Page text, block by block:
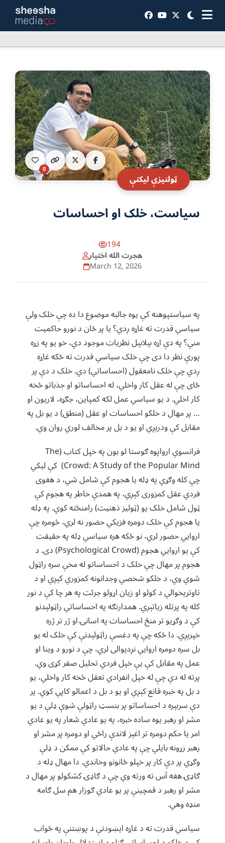
ټولنيزې ليکنې
0
سياست،‌ خلک او احساسات
194
هجرت الله اختيار
March 12, 2026
په سياستپوهنه کې يوه جالبه موضوع دا ده چې خلک ولې
سياسي قدرت ته غاړه ږدي؟ يا پر ځان د نورو حاکميت
مني؟ په دې اړه بېلابېل نظريات موجود دي، خو يو په زړه
پورې نظر دا دی چې خلک سياسي قدرت ته ځکه غاړه
ږدي چې خلک نامعقول (احساساتي) دي. خلک د دې پر
ځای چې له عقل کار واخلي، له احساساتو او جذباتو څخه
کار اخلي. د يو سياسي عمل لکه کمپاين، جګړه، لاريون او
… پر مهال د خلکو احساسات او عقل (منطق) د يو بل په
مقابل کې ودرېږي او يو د بل پر مخالف لوري روان وي.
فرانسوي ارواپوه ګوستا لو بون په خپل کتاب (The
Crowd: A Study of the Popular Mind) کې ليکي
چې کله وګړي په ډله يا هجوم کې شامل شي، د هغوی
فردي‌ عقل کمزوری کېږي، په همدې خاطر په هجوم کې
ټول شامل خلک يو (ټوليز ذهنيت) رامنځته کوي. په ډله
يا هجوم کې خلک دومره فزيکي حضور نه لري، څومره چې
اروايي حضور لري، نو ځکه هره سياسي ډله په حقيقت
کې يو اروايي هجوم (Psychological Crowd) دی. د
هجوم پر مهال چې خلک د احساساتو له مخې سره راټول
شوي وي،‌ د خلکو شخصي وجدانونه کمزوري کېږي او د
تاوتريخوالي د کولو او زيان اړولو جرئت په هر چا کې د نور
کله په پرتله زياتېږي. همدارنګه په احساساتي راټولېدنو
کې د وګړيو تر منځ احساسات په اسانۍ او ژر تر ژره
خپرېږي. دا ځکه چې په دغسې راټولېدنې کې خلک له يو
بل سره دومره اروايي نږدېوالی لري، چې د نورو د وينا او
عمل په مقابل کې یې خپل فردي تحليل صفر کړی وي.
پرته له دې چې له خپل انفرادي‌ تعقل څخه کار واخلي، يو
د بل په خبره قانع کېږي او يو د بل د اعمالو کاپي کوي. پر
دې سربېره د احساساتو پر بنسټ راټولې شوې ډلې د يو
مشر او رهبر يوه ساده خبره، په يو عادي شعار په يو عادي
امر يا حکم دومره تر اغېز لاندې راځي او دومره پر مشر او
رهبر زړونه بايلي چې په عادي حالاتو کې ممکن د ډلې
وګړي پر دې کار پر خپلو ځانونو وخاندي. دا مهال ډله د
ګاډۍ هغه آس ته ورته وي چې د ګاډۍ کشکولو پر مهال د
مشر او رهبر د قمچينې پر يو عادي ګوزار هم سل ګامه
منډه وهي.
سياسي قدرت ته د غاړه ايښودنې د پوښتنې په ځواب